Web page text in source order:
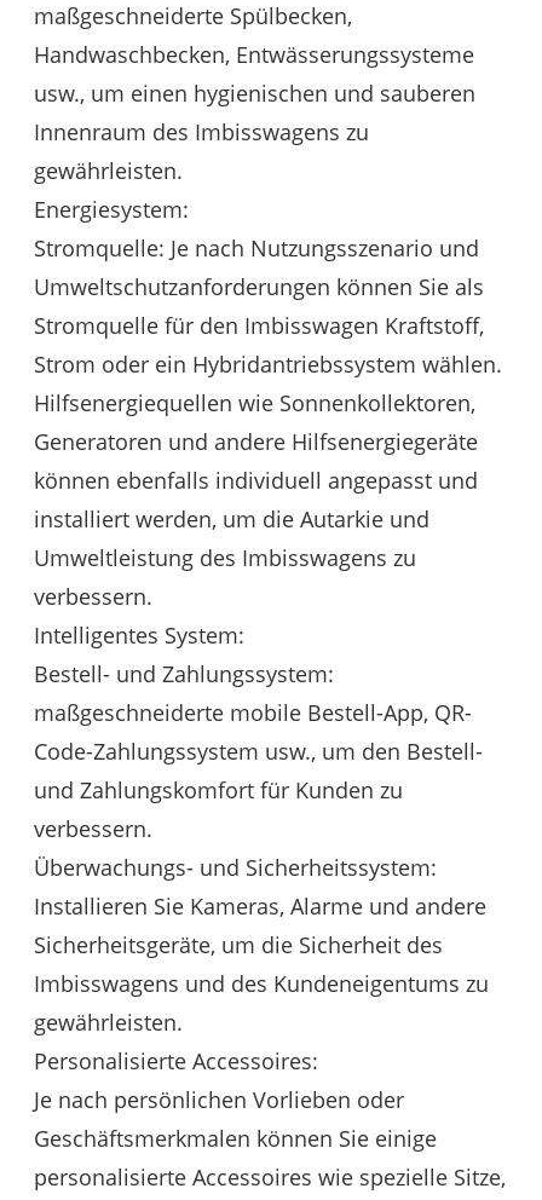
maßgeschneiderte Spülbecken,
Handwaschbecken, Entwässerungssysteme
usw., um einen hygienischen und sauberen
Innenraum des Imbisswagens zu
gewährleisten.
Energiesystem:
Stromquelle: Je nach Nutzungsszenario und
Umweltschutzanforderungen können Sie als
Stromquelle für den Imbisswagen Kraftstoff,
Strom oder ein Hybridantriebssystem wählen.
Hilfsenergiequellen wie Sonnenkollektoren,
Generatoren und andere Hilfsenergiegeräte
können ebenfalls individuell angepasst und
installiert werden, um die Autarkie und
Umweltleistung des Imbisswagens zu
verbessern.
Intelligentes System:
Bestell- und Zahlungssystem:
maßgeschneiderte mobile Bestell-App, QR-
Code-Zahlungssystem usw., um den Bestell-
und Zahlungskomfort für Kunden zu
verbessern.
Überwachungs- und Sicherheitssystem:
Installieren Sie Kameras, Alarme und andere
Sicherheitsgeräte, um die Sicherheit des
Imbisswagens und des Kundeneigentums zu
gewährleisten.
Personalisierte Accessoires:
Je nach persönlichen Vorlieben oder
Geschäftsmerkmalen können Sie einige
personalisierte Accessoires wie spezielle Sitze,